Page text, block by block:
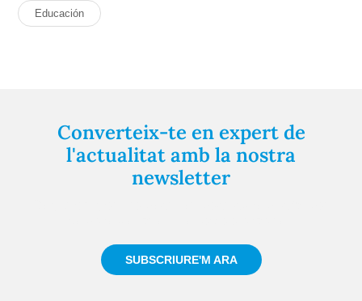
Educación
Converteix-te en expert de
l'actualitat amb la nostra
newsletter
SUBSCRIURE'M ARA